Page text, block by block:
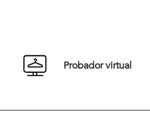
Probador virtual